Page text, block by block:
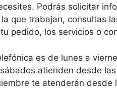
Podrás solicitar
que trabajan, consultas
pedido, los servicios o
es de lunes a
atienden desde
te atenderán desde